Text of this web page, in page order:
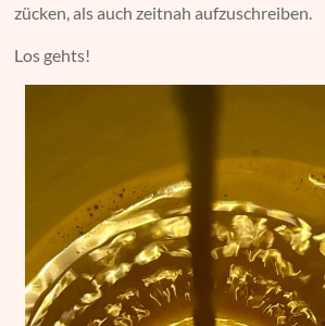
zücken, als auch zeitnah aufzuschreiben.
Los gehts!